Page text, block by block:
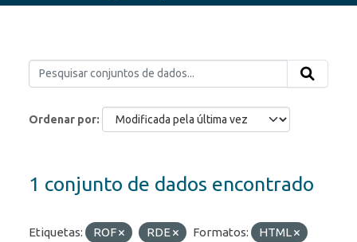
Ordenar por
1 conjunto de dados encontrado
Etiquetas: ROF RDE Formatos:
HTML